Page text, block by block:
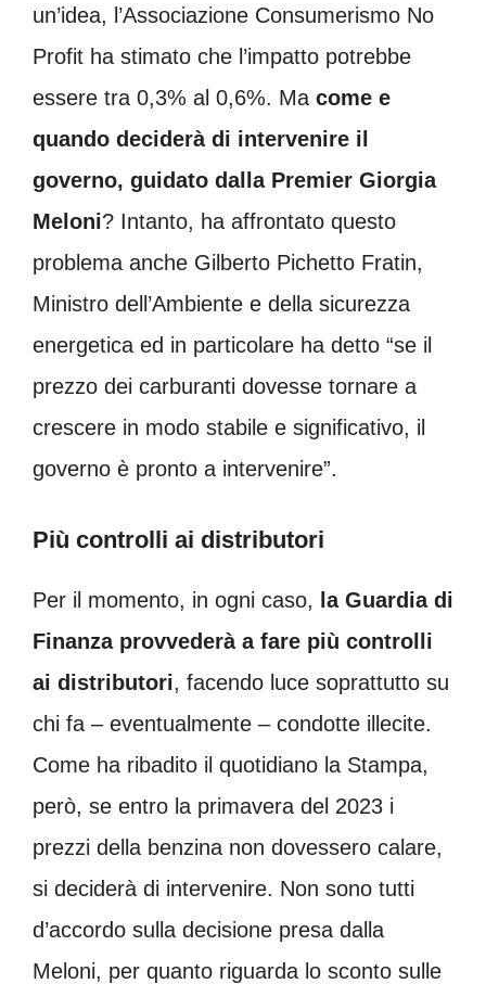
un’idea, l’Associazione Consumerismo No
Profit ha stimato che l’impatto potrebbe
essere tra 0,3% al 0,6%. Ma come e
quando deciderà di intervenire il
governo, guidato dalla Premier Giorgia
Meloni? Intanto, ha affrontato questo
problema anche Gilberto Pichetto Fratin,
Ministro dell’Ambiente e della sicurezza
energetica ed in particolare ha detto “se il
prezzo dei carburanti dovesse tornare a
crescere in modo stabile e significativo, il
governo è pronto a intervenire”.
Più controlli ai distributori
Per il momento, in ogni caso, la Guardia di
Finanza provvederà a fare più controlli
ai distributori, facendo luce soprattutto su
chi fa – eventualmente – condotte illecite.
Come ha ribadito il quotidiano la Stampa,
però, se entro la primavera del 2023 i
prezzi della benzina non dovessero calare,
si deciderà di intervenire. Non sono tutti
d’accordo sulla decisione presa dalla
Meloni, per quanto riguarda lo sconto sulle